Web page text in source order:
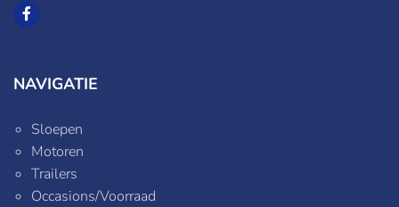
NAVIGATIE
Sloepen
Motoren
Trailers
Occasions/Voorraad